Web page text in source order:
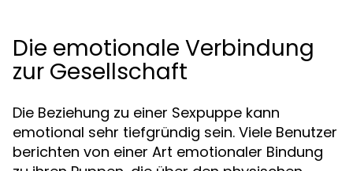
Die emotionale Verbindung
zur Gesellschaft
Die Beziehung zu einer Sexpuppe kann
emotional sehr tiefgründig sein. Viele Benutzer
berichten von einer Art emotionaler Bindung